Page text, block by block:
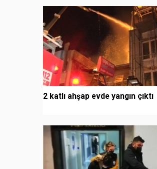
2 katlı ahşap evde yangın çıktı